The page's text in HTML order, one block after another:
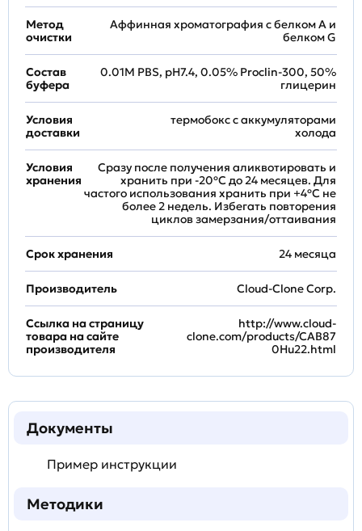
Метод
очистки
Аффинная хроматография с белком А и
белком G
Состав
буфера
0.01M PBS, pH7.4, 0.05% Proclin-300, 50%
глицерин
Условия
доставки
термобокс с аккумуляторами
холода
Условия
хранения
Сразу после получения аликвотировать и
хранить при -20ºС до 24 месяцев. Для
частого использования хранить при +4ºС не
более 2 недель. Избегать повторения
циклов замерзания/оттаивания
Срок хранения 24 месяца
Производитель Cloud-Clone Corp.
Ссылка на страницу
товара на сайте
производителя
http://www.cloud-
clone.com/products/CAB87
0Hu22.html
Документы
Пример инструкции
Методики